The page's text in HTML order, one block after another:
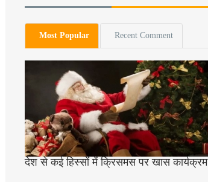
Most Popular Recent Comment
देश से कई हिस्सों में क्रिसमस पर खास कार्यक्रम